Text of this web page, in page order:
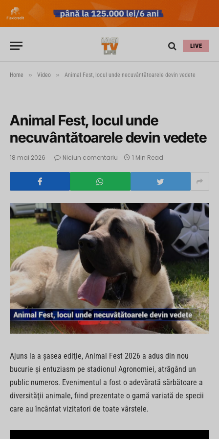
LIVE
Home » Video » Animal Fest, locul unde necuvântătoarele devin vedete
Animal Fest, locul unde
necuvântătoarele devin vedete
18 mai 2026 Niciun comentariu 1 Min Read
Ajuns la a şasea ediţie, Animal Fest 2026 a adus din nou
bucurie şi entuziasm pe stadionul Agronomiei, atrăgând un
public numeros. Evenimentul a fost o adevărată sărbătoare a
diversităţii animale, fiind prezentate o gamă variată de specii
care au încântat vizitatori de toate vârstele.